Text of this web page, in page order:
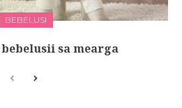
BEBELUSI
sa mearga